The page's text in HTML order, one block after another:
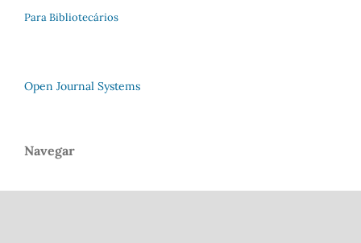
Para Bibliotecários
Open Journal Systems
Navegar